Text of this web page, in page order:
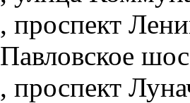
, проспект
Павловское
, проспект